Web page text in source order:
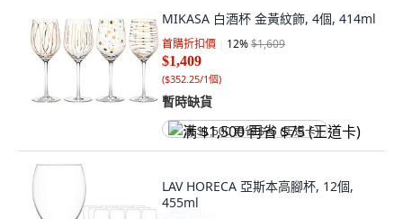
MIKASA 白酒杯 金黃紋飾, 4個, 414ml
首購折扣價 12%$1,609
$1,409
($352.25/1個)
暫時缺貨
满 $1,500 再省 $75 (王道卡)
LAV HORECA 亞斯本高腳杯, 12個,
455ml